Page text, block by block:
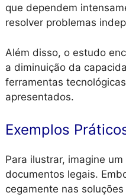
que dependem
resolver problemas
Além disso, o estudo
a diminuição da
ferramentas
apresentados.
Exemplos
Para ilustrar, imagine
documentos legais.
cegamente nas